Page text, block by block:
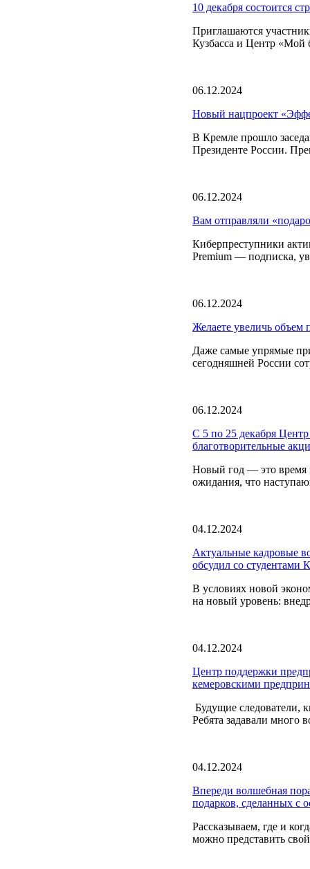
10 декабря состоится
Приглашаются
Кузбасса и Центр «Мой
06.12.2024
Новый нацпроект
В Кремле прошло
Президенте России.
06.12.2024
Вам отправляли
Киберпреступники
Premium — подписка,
06.12.2024
Желаете увеличь объем
Даже самые упрямые
сегодняшней России
06.12.2024
С 5 по 25 декабря
благотворительные
Новый год — это время
ожидания, что
04.12.2024
Актуальные кадровые
обсудил со студентами
В условиях новой
на новый уровень:
04.12.2024
Центр поддержки
кемеровскими
Будущие следователи,
Ребята задавали много
04.12.2024
Впереди волшебная
подарков, сделанных с
Рассказываем, где и
можно представить